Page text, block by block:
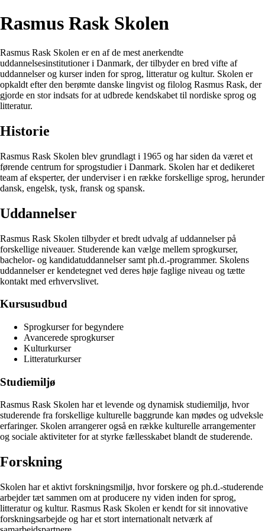
Rasmus Rask Skolen
Rasmus Rask Skolen er en af de mest anerkendte
uddannelsesinstitutioner i Danmark, der tilbyder en bred vifte af
uddannelser og kurser inden for sprog, litteratur og kultur. Skolen er
opkaldt efter den berømte danske lingvist og filolog Rasmus Rask, der
gjorde en stor indsats for at udbrede kendskabet til nordiske sprog og
litteratur.
Historie
Rasmus Rask Skolen blev grundlagt i 1965 og har siden da været et
førende centrum for sprogstudier i Danmark. Skolen har et dedikeret
team af eksperter, der underviser i en række forskellige sprog, herunder
dansk, engelsk, tysk, fransk og spansk.
Uddannelser
Rasmus Rask Skolen tilbyder et bredt udvalg af uddannelser på
forskellige niveauer. Studerende kan vælge mellem sprogkurser,
bachelor- og kandidatuddannelser samt ph.d.-programmer. Skolens
uddannelser er kendetegnet ved deres høje faglige niveau og tætte
kontakt med erhvervslivet.
Kursusudbud
Sprogkurser for begyndere
Avancerede sprogkurser
Kulturkurser
Litteraturkurser
Studiemiljø
Rasmus Rask Skolen har et levende og dynamisk studiemiljø, hvor
studerende fra forskellige kulturelle baggrunde kan mødes og udveksle
erfaringer. Skolen arrangerer også en række kulturelle arrangementer
og sociale aktiviteter for at styrke fællesskabet blandt de studerende.
Forskning
Skolen har et aktivt forskningsmiljø, hvor forskere og ph.d.-studerende
arbejder tæt sammen om at producere ny viden inden for sprog,
litteratur og kultur. Rasmus Rask Skolen er kendt for sit innovative
forskningsarbejde og har et stort internationalt netværk af